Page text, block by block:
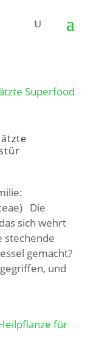
Die
sich wehrt
stechende
gemacht?
und